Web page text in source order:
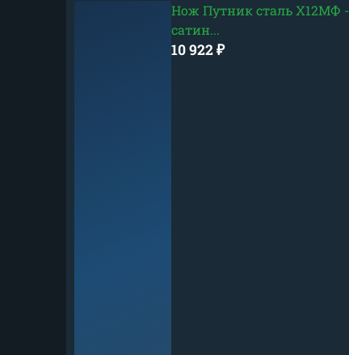
Нож Путник сталь Х12МФ -
сатин...
10 922₽